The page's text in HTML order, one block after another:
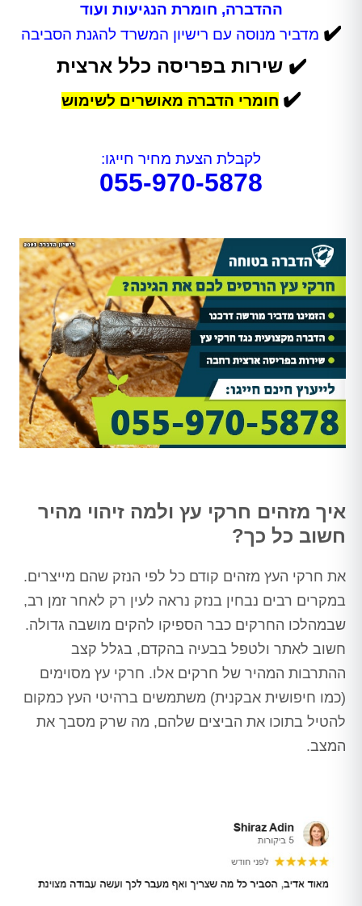
ההדברה, חומרת הנגיעות ועוד
✔️ מדביר מנוסה עם רישיון המשרד להגנת הסביבה
✔️ שירות בפריסה כלל ארצית
✔️ חומרי הדברה מאושרים לשימוש
לקבלת הצעת מחיר חייגו:
055-970-5878
איך מזהים חרקי עץ ולמה זיהוי מהיר
חשוב כל כך?
את חרקי העץ מזהים קודם כל לפי הנזק שהם מייצרים.
במקרים רבים נבחין בנזק נראה לעין רק לאחר זמן רב,
שבמהלכו החרקים כבר הספיקו להקים מושבה גדולה.
חשוב לאתר ולטפל בבעיה בהקדם, בגלל קצב
ההתרבות המהיר של חרקים אלו. חרקי עץ מסוימים
(כמו חיפושית אבקנית) משתמשים ברהיטי העץ כמקום
להטיל בתוכו את הביצים שלהם, מה שרק מסבך את
המצב.